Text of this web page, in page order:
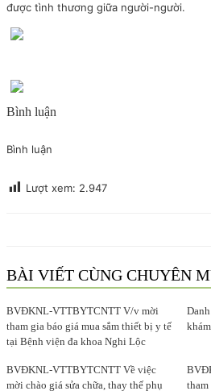
được tình thương giữa người-người.
Bình luận
Bình luận
Lượt xem: 2.947
BÀI VIẾT CÙNG CHUYÊN
BVĐKNL-VTTBYTCNTT V/v mời
tham gia báo giá mua sắm thiết bị y tế
tại Bệnh viện đa khoa Nghi Lộc
BVĐKNL-VTTBYTCNTT Về việc
mời chào giá sửa chữa, thay thế phụ
tham